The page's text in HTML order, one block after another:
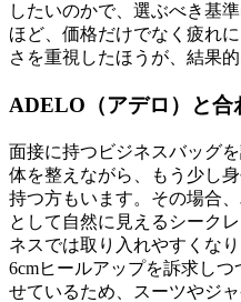
したいのかで、選ぶべき基
ほど、価格だけでなく疲れ
さを重視したほうが、結果
ADELO（アデロ）と合
面接に持つビジネスバッグ
体を整えながら、もう少し
持つ方もいます。その場合
として自然に見えるシーク
ネスでは取り入れやすくな
6cmヒールアップを訴求し
せているため、スーツやジ